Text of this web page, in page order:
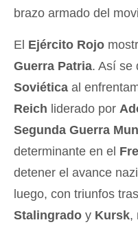
brazo armado del
El Ejército Rojo
Guerra Patria. Así se
Soviética al
Reich liderado por
Segunda Guerra
determinante en el
detener el avance
luego, con triunfos
Stalingrado y Kursk,